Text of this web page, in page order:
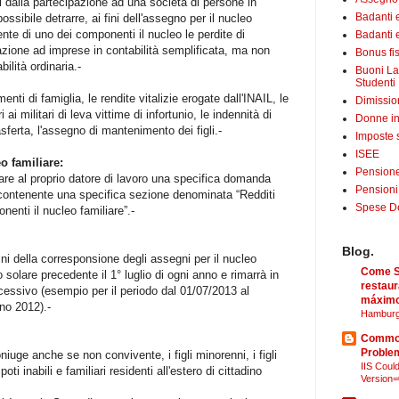
detrarre, ai fini dell'assegno per il nucleo
di uno dei componenti il nucleo le perdite di
ad imprese in contabilità semplificata, ma non
ordinaria.-
di famiglia, le rendite vitalizie erogate dall'INAIL, le
ai militari di leva vittime di infortunio, le indennità di
l'assegno di mantenimento dei figli.-
familiare:
al proprio datore di lavoro una specifica domanda
una specifica sezione denominata “Redditi
il nucleo familiare”.-
della corresponsione degli assegni per il nucleo
precedente il 1° luglio di ogni anno e rimarrà in
(esempio per il periodo dal 01/07/2013 al
2012).-
anche se non convivente, i figli minorenni, i figli
inabili e familiari residenti all'estero di cittadino
Badanti
Badanti
Bonus
Buoni
Studenti
Donne
Imposte
ISEE
Pensioni
Spese
Blog.
Come
IIS